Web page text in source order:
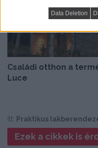
Data Deletion
Családi otthon a
Luce
Itt: Praktikus
Ezek a cikkek is